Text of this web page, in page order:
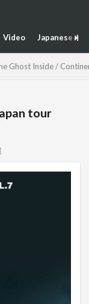
Video Japanese
Ghost Inside /
tour